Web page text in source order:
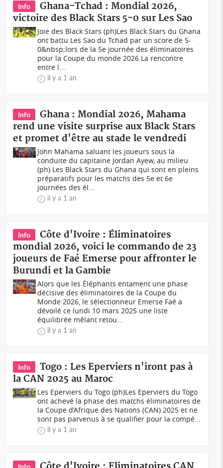
Info
Ghana-Tchad : Mondial 2026,
victoire des Black Stars 5-0 sur Les Sao
Joie des Black Stars (ph)Les Black Stars du Ghana
ont battu Les Sao du Tchad par un score de 5-
0&nbsp;lors de la 5e journée des éliminatoires
pour la Coupe du monde 2026.La rencontre
entre l...
il y a 1 an
Info
Ghana : Mondial 2026, Mahama
rend une visite surprise aux Black Stars
et promet d'être au stade le vendredi
John Mahama saluant les joueurs sous la
conduite du capitaine Jordan Ayew, au milieu
(ph) Les Black Stars du Ghana qui sont en pleins
préparatifs pour les matchs des 5e et 6e
journées des él...
il y a 1 an
Info
Côte d'Ivoire : Éliminatoires
mondial 2026, voici le commando de 23
joueurs de Faé Emerse pour affronter le
Burundi et la Gambie
Alors que les Éléphants entament une phase
décisive des éliminatoires de la Coupe du
Monde 2026, le sélectionneur Emerse Faé a
dévoilé ce lundi 10 mars 2025 une liste
équilibrée mêlant retou...
il y a 1 an
Info
Togo : Les Eperviers n'iront pas à
la CAN 2025 au Maroc
Les Eperviers du Togo (ph)Les Eperviers du Togo
ont achevé la phase des matchs éliminatoires de
la Coupe d’Afrique des Nations (CAN) 2025 et ne
sont pas parvenus à se qualifier pour la compé...
il y a 1 an
Info